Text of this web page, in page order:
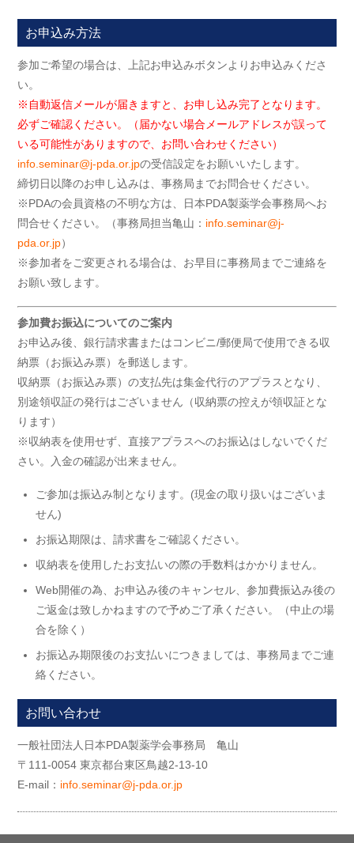
お申込み方法
参加ご希望の場合は、上記お申込みボタンよりお申込みくださ
い。
※自動返信メールが届きますと、お申し込み完了となります。
必ずご確認ください。（届かない場合メールアドレスが誤って
いる可能性がありますので、お問い合わせください）
info.seminar@j-pda.or.jpの受信設定をお願いいたします。
締切日以降のお申し込みは、事務局までお問合せください。
※PDAの会員資格の不明な方は、日本PDA製薬学会事務局へお
問合せください。（事務局担当亀山： info.seminar@j-
pda.or.jp）
※参加者をご変更される場合は、お早目に事務局までご連絡を
お願い致します。
参加費お振込についてのご案内
お申込み後、銀行請求書またはコンビニ/郵便局で使用できる収
納票（お振込み票）を郵送します。
収納票（お振込み票）の支払先は集金代行のアプラスとなり、
別途領収証の発行はございません（収納票の控えが領収証とな
ります）
※収納表を使用せず、直接アプラスへのお振込はしないでくだ
さい。入金の確認が出来ません。
ご参加は振込み制となります。(現金の取り扱いはございま
せん)
お振込期限は、請求書をご確認ください。
収納表を使用したお支払いの際の手数料はかかりません。
Web開催の為、お申込み後のキャンセル、参加費振込み後の
ご返金は致しかねますので予めご了承ください。（中止の場
合を除く）
お振込み期限後のお支払いにつきましては、事務局までご連
絡ください。
お問い合わせ
一般社団法人日本PDA製薬学会事務局 亀山
〒111-0054 東京都台東区鳥越2-13-10
E-mail： info.seminar@j-pda.or.jp